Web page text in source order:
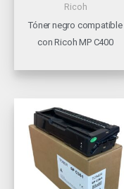
Ricoh
Tóner negro compatible
con Ricoh MP C400